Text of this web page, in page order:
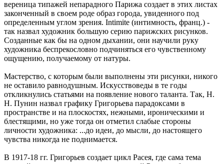
вереница типажей непарадного Парижа создает в этих листах
законченный в своем роде образ города, увиденного под
определенным углом зрения. Intimite (интимность, франц.) -
так назвал художник большую серию парижских рисунков.
Созданные как бы на одном дыхании, они научили руку
художника беспрекословно подчиняться его чувственному
ощущению, получаемому от натуры.
Мастерство, с которым были выполнены эти рисунки, никого
не оставило равнодушным. Искусствоведы в те годы
откликнулись статьями на появление нового таланта. Так, Н.
Н. Пунин назвал графику Григорьева парадоксами в
пространстве и на плоскостях, нежными, ироническими и
блестящими, но уже тогда он отметил слабые стороны
личности художника: ...до идеи, до мысли, до настоящего
чувства никогда не поднимается.
В 1917-18 гг. Григорьев создает цикл Расея, где сама тема